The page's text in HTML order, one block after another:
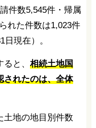
件数5,545件・帰属
れた件数は1,023件
現在）。
と、 相続土地国
されたのは、全体
土地の地目別件数